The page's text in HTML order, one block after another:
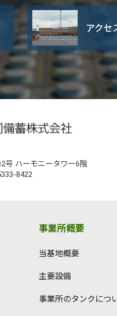
アクセ
号 ハーモニータワー6階
8422
事業所概要
当基地概要
主要設備
事業所のタンクにつ